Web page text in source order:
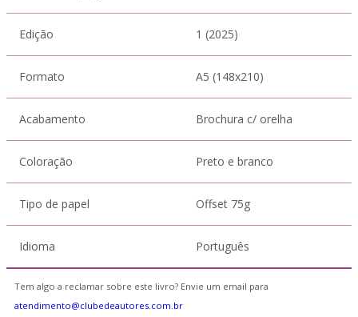
Edição 1 (2025)
Formato A5 (148x210)
Acabamento Brochura c/ orelha
Coloração Preto e branco
Tipo de papel Offset 75g
Idioma Português
Tem algo a reclamar sobre este livro? Envie um email para
atendimento@clubedeautores.com.br